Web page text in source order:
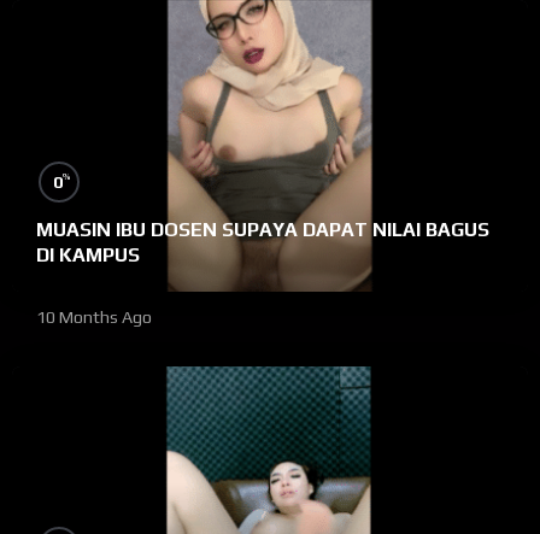
0%
MUASIN IBU DOSEN SUPAYA DAPAT NILAI BAGUS
DI KAMPUS
10 Months Ago